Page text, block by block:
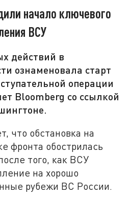
начало ключевого
ВСУ
действий в
ознаменовала старт
операции
Bloomberg со ссылкой
что обстановка на
фронта обострилась
того, как ВСУ
на хорошо
рубежи ВС России.